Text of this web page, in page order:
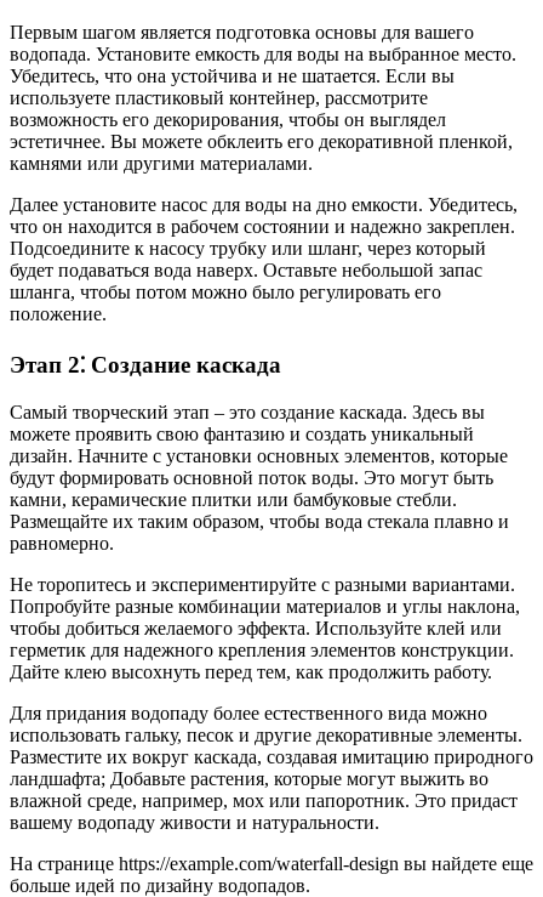
Первым шагом является подготовка основы для вашего
водопада. Установите емкость для воды на выбранное место.
Убедитесь, что она устойчива и не шатается. Если вы
используете пластиковый контейнер, рассмотрите
возможность его декорирования, чтобы он выглядел
эстетичнее. Вы можете обклеить его декоративной пленкой,
камнями или другими материалами.
Далее установите насос для воды на дно емкости. Убедитесь,
что он находится в рабочем состоянии и надежно закреплен.
Подсоедините к насосу трубку или шланг, через который
будет подаваться вода наверх. Оставьте небольшой запас
шланга, чтобы потом можно было регулировать его
положение.
Этап 2⁚ Создание каскада
Самый творческий этап – это создание каскада. Здесь вы
можете проявить свою фантазию и создать уникальный
дизайн. Начните с установки основных элементов, которые
будут формировать основной поток воды. Это могут быть
камни, керамические плитки или бамбуковые стебли.
Размещайте их таким образом, чтобы вода стекала плавно и
равномерно.
Не торопитесь и экспериментируйте с разными вариантами.
Попробуйте разные комбинации материалов и углы наклона,
чтобы добиться желаемого эффекта. Используйте клей или
герметик для надежного крепления элементов конструкции.
Дайте клею высохнуть перед тем, как продолжить работу.
Для придания водопаду более естественного вида можно
использовать гальку, песок и другие декоративные элементы.
Разместите их вокруг каскада, создавая имитацию природного
ландшафта; Добавьте растения, которые могут выжить во
влажной среде, например, мох или папоротник. Это придаст
вашему водопаду живости и натуральности.
На странице https://example.com/waterfall-design вы найдете еще
больше идей по дизайну водопадов.